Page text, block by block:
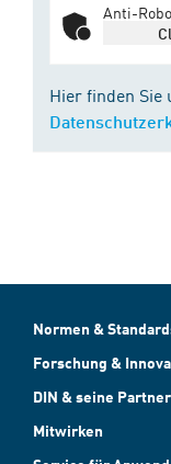
Anti-
Hier finden Sie
Normen &
Forschung &
DIN & seine Partner
Mitwirken